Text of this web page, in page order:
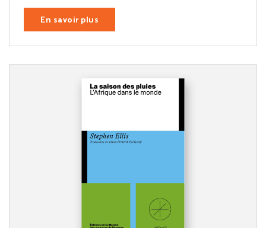
En savoir plus